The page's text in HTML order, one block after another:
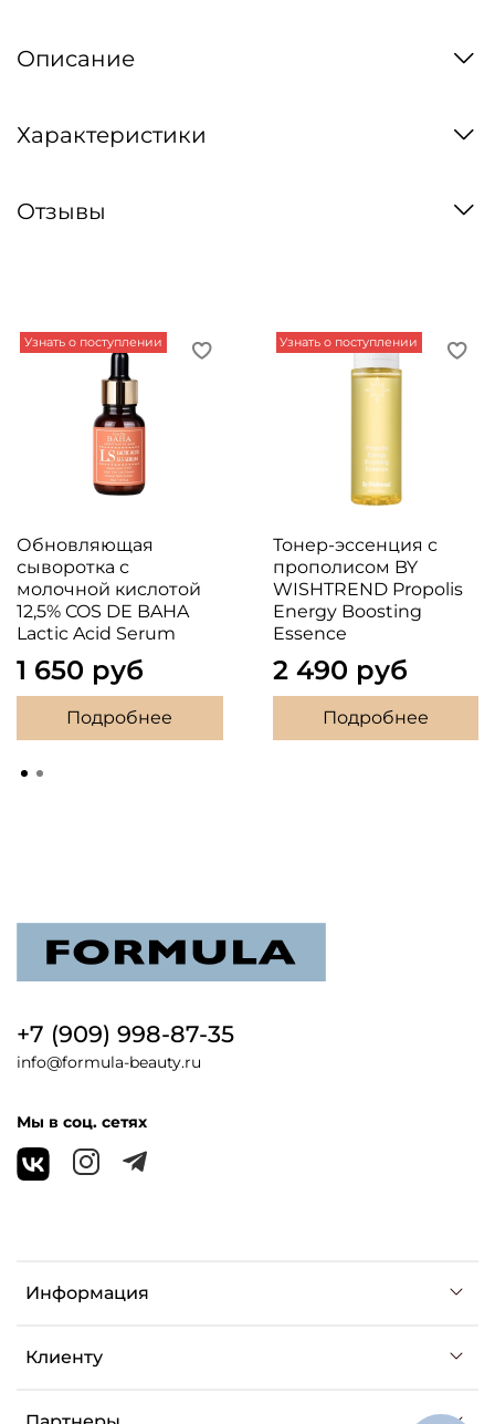
Описание
Характеристики
Отзывы
Узнать о поступлении
Обновляющая
сыворотка с
молочной кислотой
12,5% COS DE BAHA
Lactic Acid Serum
1 650 руб
Подробнее
Узнать о поступлении
Тонер-эссенция с
прополисом BY
WISHTREND Propolis
Energy Boosting
Essence
2 490 руб
Подробнее
Информация
Клиенту
+7 (909) 998-87-35
info@formula-beauty.ru
Мы в соц. сетях